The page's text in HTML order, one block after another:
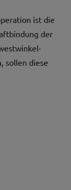
ist die
der
sollen diese